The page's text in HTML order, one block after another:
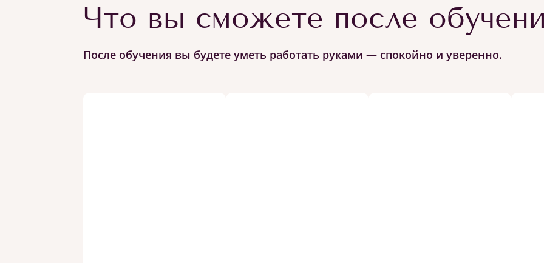
Что вы сможете после
После обучения вы будете уметь работать руками — спокойно и уверенно.